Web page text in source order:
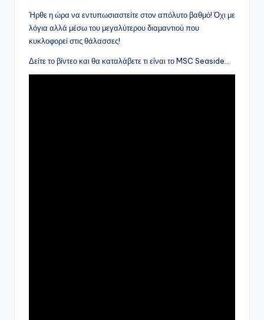
Ήρθε η ώρα να εντυπωσιαστείτε στον απόλυτο βαθμό! Όχι με
λόγια αλλά μέσω του μεγαλύτερου διαμαντιού που
κυκλοφορεί στις θάλασσες!
Δείτε το βίντεο και θα καταλάβετε τι είναι το MSC Seaside…